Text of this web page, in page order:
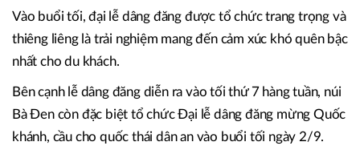
Vào buổi tối, đại lễ dâng đăng được tổ chức trang trọng và
thiêng liêng là trải nghiệm mang đến cảm xúc khó quên bậc
nhất cho du khách.
Bên cạnh lễ dâng đăng diễn ra vào tối thứ 7 hàng tuần, núi
Bà Đen còn đặc biệt tổ chức Đại lễ dâng đăng mừng Quốc
khánh, cầu cho quốc thái dân an vào buổi tối ngày 2/9.